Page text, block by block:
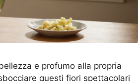
e profumo alla propria
questi fiori spettacolari